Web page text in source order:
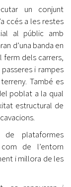
un conjunt
ccés a les restes
al públic amb
d’una banda en
ferm dels carrers,
i rampes
També es
poblat a la qual
estructural de
plataformes
de l’entorn
i millora de les